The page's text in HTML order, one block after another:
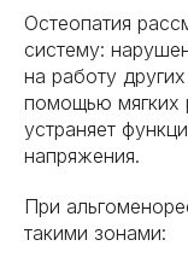
Остеопатия
систему:
на работу
помощью мягких
устраняет
напряжения.
При
такими зонами: